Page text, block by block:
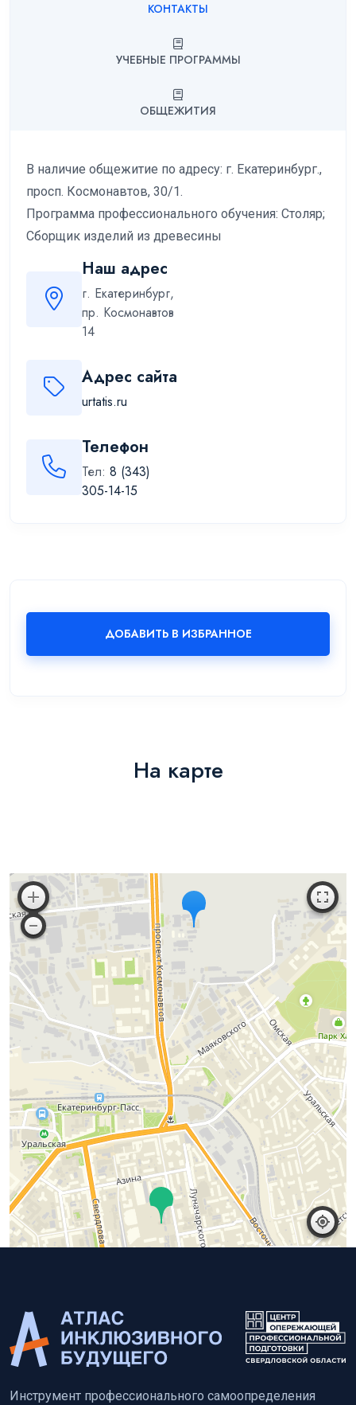
КОНТАКТЫ
УЧЕБНЫЕ ПРОГРАММЫ
ОБЩЕЖИТИЯ
В наличие общежитие по адресу: г. Екатеринбург.,
просп. Космонавтов, 30/1.
Программа профессионального обучения: Столяр;
Сборщик изделий из древесины
Наш адрес
г. Екатеринбург,
пр. Космонавтов
14
Адрес сайта
urtatis.ru
Телефон
Тел: 8 (343)
305-14-15
ДОБАВИТЬ В ИЗБРАННОЕ
На карте
Инструмент профессионального самоопределения